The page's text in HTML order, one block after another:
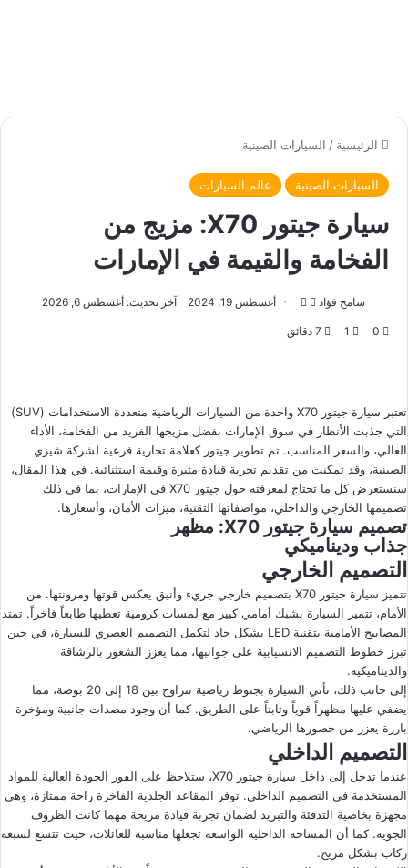
الرئيسية / السيارات الصينية
السيارات الصينية عالم السيارات
سيارة جيتور X70: مزيج من
الفخامة والقيمة في الإمارات
سامح فؤاد
ت
ل
ى
X
ر
ر
ي
د
ا
إ
ك
ر
ن
ي
أغسطس 19, 2024 آخر تحديث: أغسطس 6, 2026
0
1
تعتبر سيارة جيتور X70 واحدة من السيارات الرياضية متعددة الاستخدامات (SUV)
التي جذبت الأنظار في سوق الإمارات بفضل مزيجها الفريد من الفخامة، الأداء
العالي، والسعر المناسب. تم تطوير جيتور كعلامة تجارية فرعية لشركة شيري
الصينية، وقد تمكنت من تقديم تجربة قيادة مثيرة وقيمة استثنائية. في هذا المقال،
سنستعرض كل ما تحتاج لمعرفته حول جيتور X70 في الإمارات، بما في ذلك
تصميمها الخارجي والداخلي، مواصفاتها التقنية، ميزات الأمان، وأسعارها.
تصميم سيارة جيتور X70: مظهر
جذاب وديناميكي
التصميم الخارجي
تتميز سيارة جيتور X70 بتصميم خارجي جريء وأنيق يعكس قوتها ومرونتها. من
الأمام، تتميز السيارة بشبك أمامي كبير مع لمسات كرومية تعطيها طابعاً فاخراً. تمتد
المصابيح الأمامية بتقنية LED بشكل حاد لتكمل التصميم العصري للسيارة، في حين
تبرز خطوط التصميم الانسيابية على جوانبها، مما يعزز الشعور بالرشاقة
والديناميكية.
إلى جانب ذلك، تأتي السيارة بجنوط رياضية تتراوح بين 18 إلى 20 بوصة، مما
يضفي عليها مظهراً قوياً وثابتاً على الطريق. كما أن وجود مصدات جانبية ومؤخرة
بارزة يعزز من حضورها الرياضي.
التصميم الداخلي
عندما تدخل إلى داخل سيارة جيتور X70، ستلاحظ على الفور الجودة العالية للمواد
المستخدمة في التصميم الداخلي. توفر المقاعد الجلدية الفاخرة راحة ممتازة، وهي
مجهزة بخاصية التدفئة والتبريد لضمان تجربة قيادة مريحة مهما كانت الظروف
الجوية. كما أن المساحة الداخلية الواسعة تجعلها مناسبة للعائلات، حيث تتسع لسبعة
ركاب بشكل مريح.